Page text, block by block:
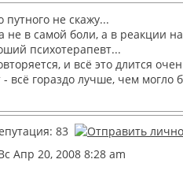
не скажу...
не в самой боли, а в реакции
психотерапевт...
и всё это длится
- всё гораздо лучше, чем могло
Апр 20, 2008 8:28 am